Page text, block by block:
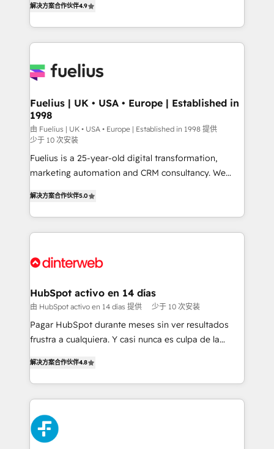
implement the platform into complex business
environments, optimise what you've got and make
sure you can actually use it, build your website in
for you and execute it on HubSpot. We are on the
framework, meaning we've been accredited by
HubSpot and vetted by the CCS, which means we
can support public sector companies as well the
other ones listed in our profile. Our services: -
HubSpot implementation - HubSpot CMS website
build We can do lots of things. But everything we do
relationships with customers - Make better
decisions with data - Find a new voice and reach
investment
解决方案合作伙伴4.9
Fuelius | UK • USA • Europe | Established in
1998
由 Fuelius | UK • USA • Europe | Established in 1998 提供
少于 10 次安装
Fuelius is a 25-year-old digital transformation,
marketing automation and CRM consultancy. We
maximise their return from digital and fuel their
growth. We modernise platforms, streamline
operations that are causing inefficiencies, improve
supercharge revenue operations Key services: • CRM
Transformation / Web Development • RevOps &
Sales Consulting • Marketing Automation What
makes us different? 🚀 Top 0.5% of global HubSpot
agencies ⚙️ The strongest technical ability and
partners who will embed ourselves into your
business, processes and systems 🏢 We specialise in
complex use cases 🏆 CRM Implementation,
Platform Enablement, Custom Integration and
解决方案合作伙伴5.0
HubSpot activo en 14 días
由 HubSpot activo en 14 días 提供 少于 10 次安装
Pagar HubSpot durante meses sin ver resultados
frustra a cualquiera. Y casi nunca es culpa de la
implementó. Trabajamos con un catálogo de +80
casos de uso: cada uno resuelve un problema
concreto de tu operación en HubSpot. La entrega
toma de 1 a 3 semanas por caso, abordamos varios
en paralelo cuando tiene sentido, y siempre
confirmamos resultados antes de seguir avanzando.
解决方案合作伙伴4.8